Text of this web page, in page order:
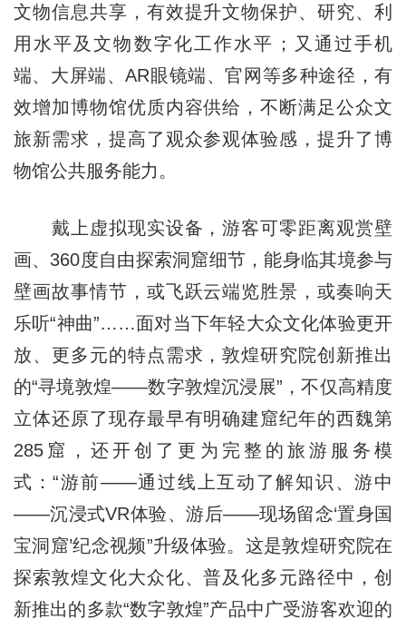
文物信息共享，有效提升文物保护、研究、利
用水平及文物数字化工作水平；又通过手机
端、大屏端、AR眼镜端、官网等多种途径，有
效增加博物馆优质内容供给，不断满足公众文
旅新需求，提高了观众参观体验感，提升了博
物馆公共服务能力。
戴上虚拟现实设备，游客可零距离观赏壁
画、360度自由探索洞窟细节，能身临其境参与
壁画故事情节，或飞跃云端览胜景，或奏响天
乐听“神曲”……面对当下年轻大众文化体验更开
放、更多元的特点需求，敦煌研究院创新推出
的“寻境敦煌——数字敦煌沉浸展”，不仅高精度
立体还原了现存最早有明确建窟纪年的西魏第
285窟，还开创了更为完整的旅游服务模
式：“游前——通过线上互动了解知识、游中
——沉浸式VR体验、游后——现场留念‘置身国
宝洞窟’纪念视频”升级体验。这是敦煌研究院在
探索敦煌文化大众化、普及化多元路径中，创
新推出的多款“数字敦煌”产品中广受游客欢迎的